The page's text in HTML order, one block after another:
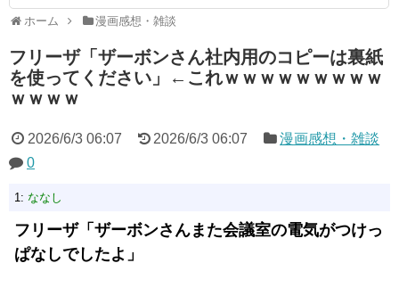
ホーム 漫画感想・雑談
フリーザ「ザーボンさん社内用のコピーは裏紙
を使ってください」←これｗｗｗｗｗｗｗｗｗ
ｗｗｗｗ
2026/6/3 06:07 2026/6/3 06:07
漫画感想・雑談
0
1: ななし
フリーザ「ザーボンさんまた会議室の電気がつけっ
ぱなしでしたよ」